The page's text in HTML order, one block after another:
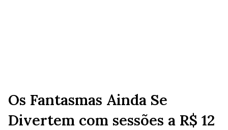
Os Fantasmas Ainda Se
Divertem com sessões a R$ 12